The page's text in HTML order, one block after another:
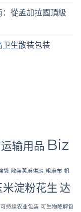
從孟加拉國頂級
生散装包装
输用品 Biz
袋 散裝黃麻供應 粗麻布 帆
米淀粉花生 达
可持续农业包装 可生物降解包